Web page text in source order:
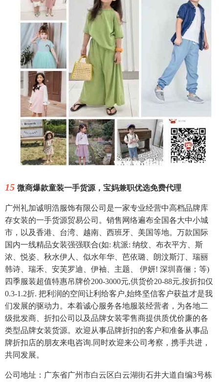
15 微商爆款童装一手货源，宝妈兼职优选免费代理
广州礼加诚明浩服饰有限公司是一家专业经营中高档品牌库
存女装的一手货源贸易公司。销售网络遍布全国各大中小城
市，以及香港、台湾、越南、西班牙、美国等地。万款国际
国内一线精品女装强强联合(如: 杭派: 纳纹、布衣平方、斯
浓、悦姿、秋水伊人、似水年华、芭依璐、朗汶斯汀、瑞丽
韩诗、瑞禾、安芙罗迪、伊袖、主题、 伊妍! 深圳喜俪；等)
四季服装超值特惠吊牌价200-3000元,供货价20-88元,按折扣仅
0.3-1.2折. 把利润的空间让利给客户,始终坚信客户获益才是我
们发展的驱动力。本着诚心服务各地服装经营者，为各地二
级批发商、折扣公司以及品牌女装零售商提供质优价廉的各
类型品牌女装货源。欢迎从事品牌折扣的客户和准备从事品
牌折扣店的朋友来电咨询.同时欢迎来公司考察，携手共进，
共同发展。
公司地址：广东省广州市白云区白云湖街石井大道自编3号栋